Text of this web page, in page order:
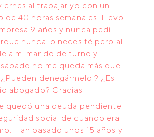
al trabajar yo con un
de 40 horas semanales. Llevo
9 años y nunca pedí
nunca lo necesité pero al
a mi marido de turno y
no me queda más que
denegármelo ? ¿Es
abogado? Gracias
quedó una deuda pendiente
social de cuando era
Han pasado unos 15 años y